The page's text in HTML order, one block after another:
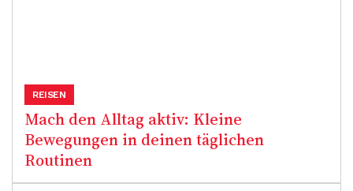
Mach den Alltag aktiv: Kleine
Bewegungen in deinen täglichen
Routinen
REISEN